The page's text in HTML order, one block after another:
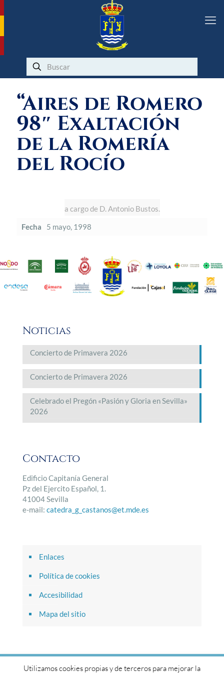
“Aires de Romero
98″ Exaltación
de la Romería
del Rocío
a cargo de D. Antonio Bustos.
Fecha
5 mayo, 1998
Noticias
Concierto de Primavera 2026
Concierto de Primavera 2026
Celebrado el Pregón «Pasión y Gloria en Sevilla»
2026
Contacto
Edificio Capitanía General
Pz del Ejercito Español, 1.
41004 Sevilla
e-mail: catedra_g_castanos@et.mde.es
Enlaces
Política de cookies
Accesibilidad
Mapa del sitio
Utilizamos cookies propias y de terceros para mejorar la